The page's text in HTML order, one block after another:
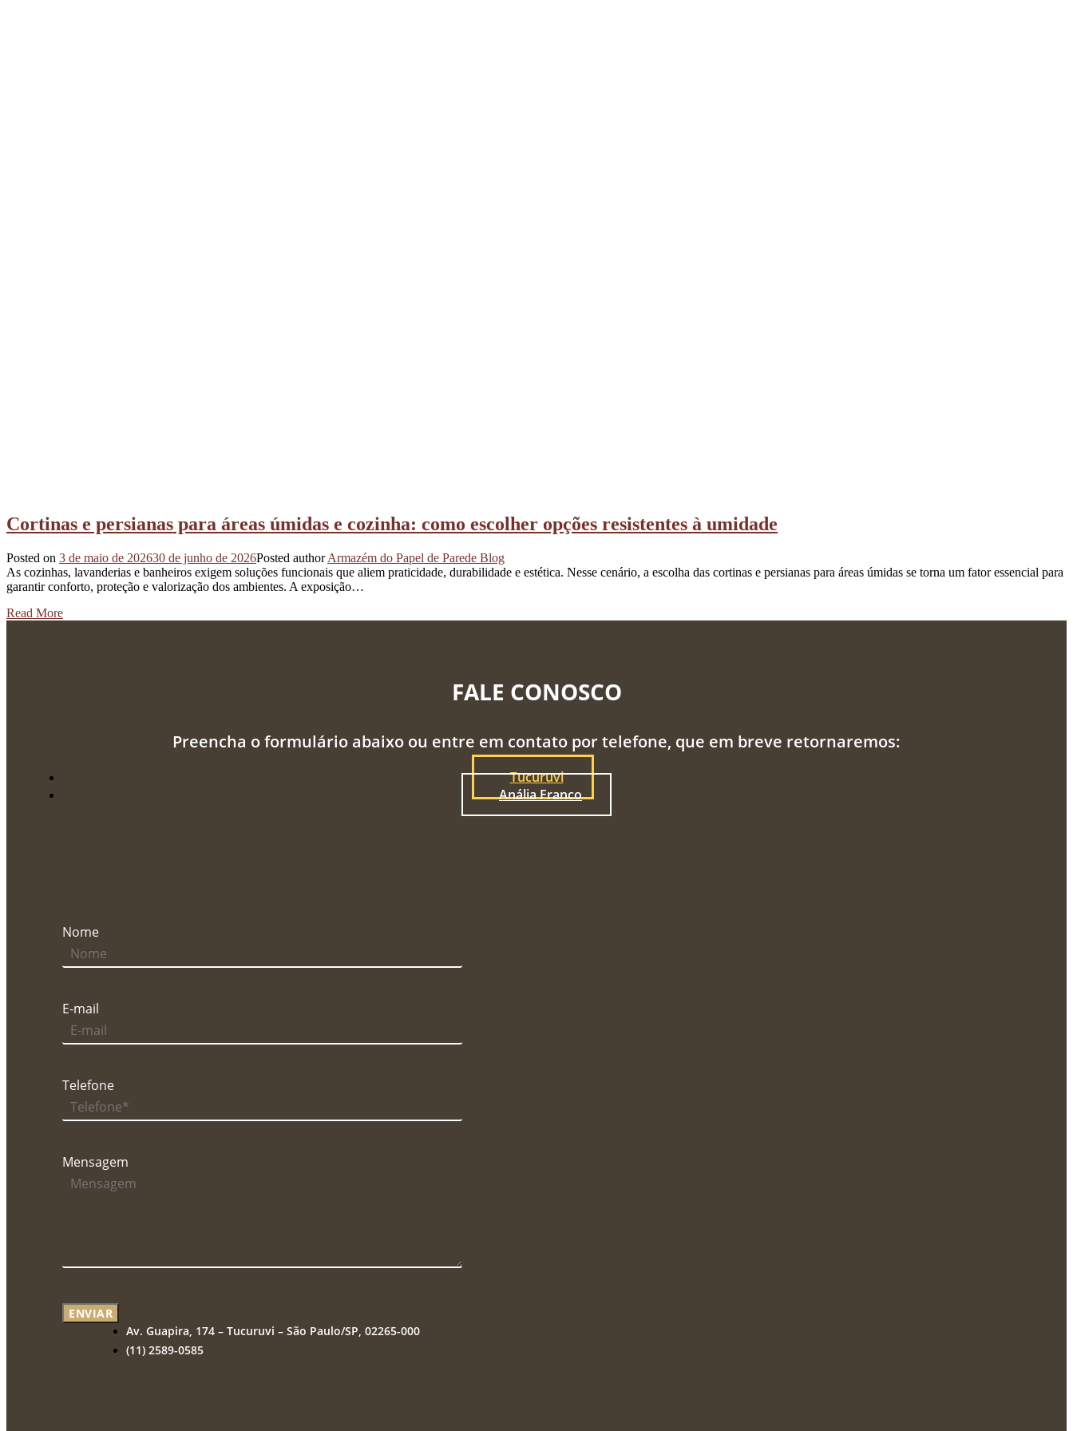
Cortinas e persianas para áreas úmidas e cozinha: como escolher opções resistentes à umidade
Posted on 3 de maio de 202630 de junho de 2026Posted author Armazém do Papel de Parede Blog
As cozinhas, lavanderias e banheiros exigem soluções funcionais que aliem praticidade, durabilidade e estética. Nesse cenário, a escolha das cortinas e persianas para áreas úmidas se torna um fator essencial para
garantir conforto, proteção e valorização dos ambientes. A exposição…
Read More
FALE CONOSCO
Preencha o formulário abaixo ou entre em contato por telefone, que em breve retornaremos:
Tucuruvi
Anália Franco
Nome
E-mail
Telefone
Mensagem
ENVIAR
Av. Guapira, 174 – Tucuruvi – São Paulo/SP, 02265-000
(11) 2589-0585